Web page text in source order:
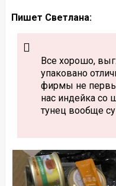
Пишет Светлана:
Все хорошо,
упаковано
фирмы не
нас индейка со
тунец вообще